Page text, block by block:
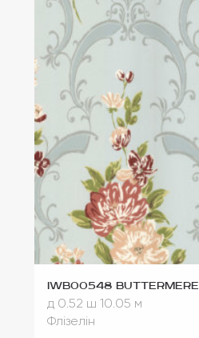
IWB00548 Buttermere
д 0.52 ш 10.05 м
Флізелін